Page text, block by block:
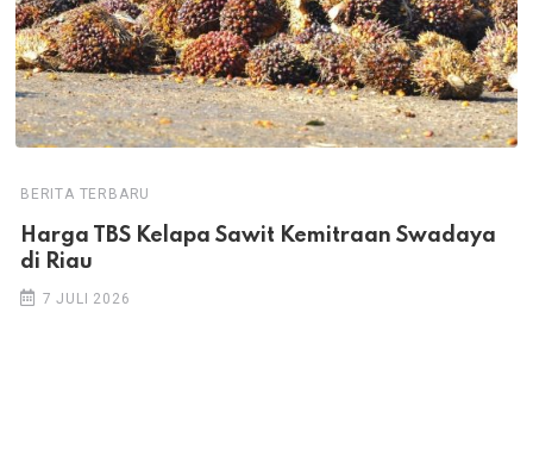
BERITA TERBARU
Harga TBS Kelapa Sawit Kemitraan Swadaya
di Riau
7 JULI 2026